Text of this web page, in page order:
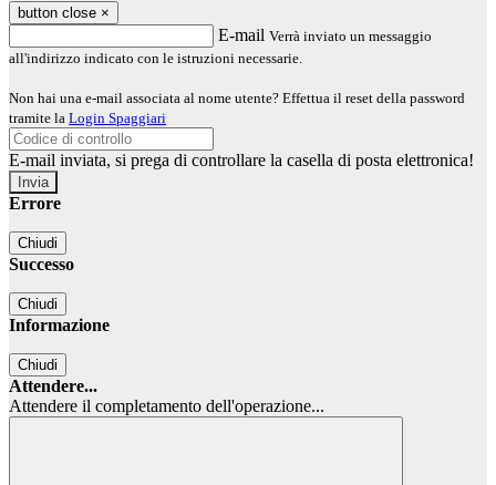
button close ×
E-mail Verrà inviato un messaggio
all'indirizzo indicato con le istruzioni necessarie.
Non hai una e-mail associata al nome utente? Effettua il reset della password
tramite la Login Spaggiari
E-mail inviata, si prega di controllare la casella di posta elettronica!
Errore
Chiudi
Successo
Chiudi
Informazione
Chiudi
Attendere...
Attendere il completamento dell'operazione...